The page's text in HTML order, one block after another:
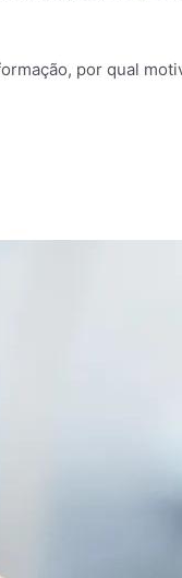
por qual